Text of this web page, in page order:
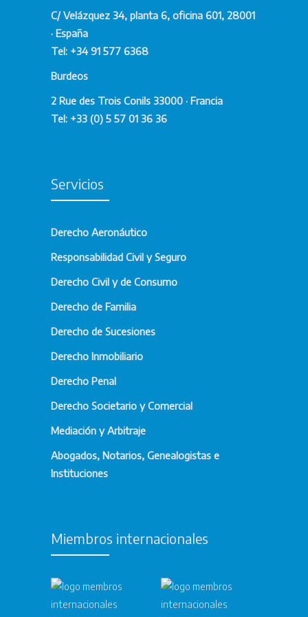
C/ Velázquez 34, planta 6, oficina 601, 28001
· España
Tel: +34 91 577 6368
Burdeos
2 Rue des Trois Conils 33000 · Francia
Tel: +33 (0) 5 57 01 36 36
Servicios
Derecho Aeronáutico
Responsabilidad Civil y Seguro
Derecho Civil y de Consumo
Derecho de Familia
Derecho de Sucesiones
Derecho Inmobiliario
Derecho Penal
Derecho Societario y Comercial
Mediación y Arbitraje
Abogados, Notarios, Genealogistas e
Instituciones
Miembros internacionales